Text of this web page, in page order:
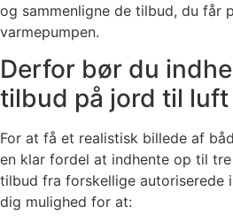
og sammenligne de tilbud, du får
varmepumpen.
Derfor bør du
tilbud på jord til
For at få et realistisk billede af
en klar fordel at indhente op til
tilbud fra forskellige autoriserede
dig mulighed for at: